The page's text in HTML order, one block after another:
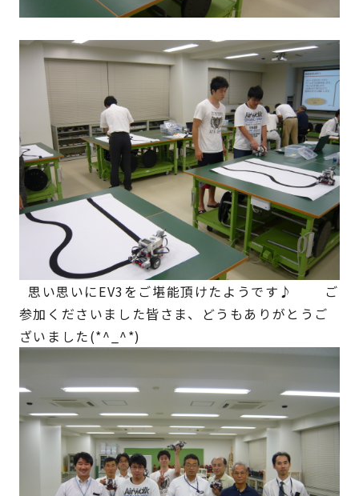
思い思いにEV3をご堪能頂けたようです♪ ご
参加くださいました皆さま、どうもありがとうご
ざいました(*^_^*)